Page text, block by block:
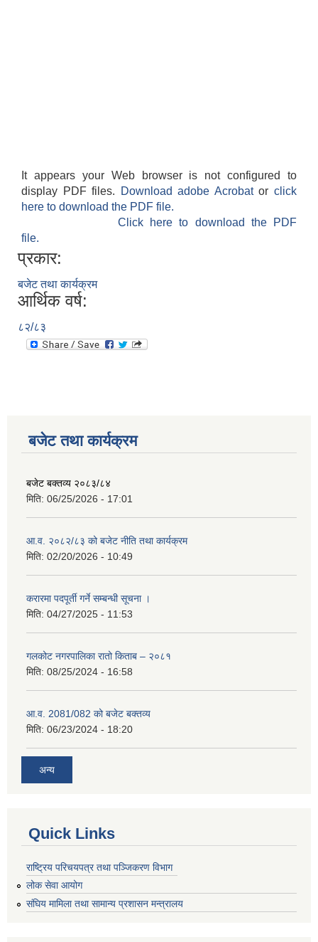
It appears your Web browser is not configured to
display PDF files.
Download adobe Acrobatorclick
here to download the PDF file.
Click here to download the PDF
file.
प्रकार:
बजेट तथा कार्यक्रम
आर्थिक वर्ष:
८२/८३
बजेट तथा कार्यक्रम
बजेट बक्तव्य २०८३/८४
मिति: 06/25/2026 - 17:01
आ.व. २०८२/८३ को बजेट नीति तथा कार्यक्रम
मिति: 02/20/2026 - 10:49
करारमा पदपूर्ती गर्ने सम्बन्धी सूचना ।
मिति: 04/27/2025 - 11:53
गलकोट नगरपालिका रातो किताब – २०८१
मिति: 08/25/2024 - 16:58
आ.व. 2081/082 को बजेट बक्तव्य
मिति: 06/23/2024 - 18:20
अन्य
Quick Links
राष्ट्रिय परिचयपत्र तथा पञ्जिकरण विभाग
लोक सेवा आयोग
संघिय मामिला तथा सामान्य प्रशासन मन्त्रालय